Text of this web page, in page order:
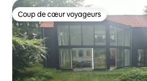
Coup de cœur voyageurs
Coup de cœur voyageurs